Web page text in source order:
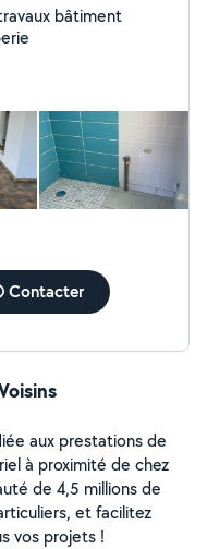
bâtiment
Contacter
aux prestations de
à proximité de chez
de 4,5 millions de
et facilitez
vos projets !